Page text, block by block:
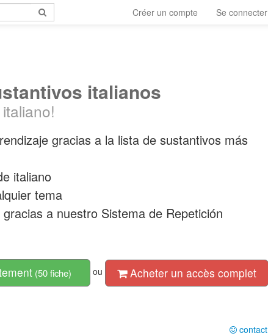
Créer un compte Se connecter
italianos
gracias a la lista de sustantivos más
italiano
tema
a nuestro Sistema de Repetición
(50 fiche) ou Acheter un accès complet
contact